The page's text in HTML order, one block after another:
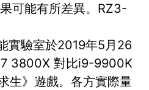
可能有所差異。RZ3-
實驗室於2019年5月26
7 3800X 對比i9-9900K
生》遊戲。各方實際量